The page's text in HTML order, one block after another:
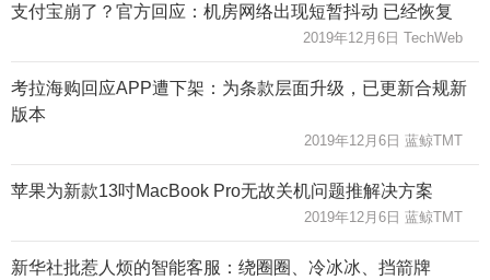
支付宝崩了？官方回应：机房网络出现短暂抖动 已经恢复
2019年12月6日 TechWeb
考拉海购回应APP遭下架：为条款层面升级，已更新合规新
版本
2019年12月6日 蓝鲸TMT
苹果为新款13吋MacBook Pro无故关机问题推解决方案
2019年12月6日 蓝鲸TMT
新华社批惹人烦的智能客服：绕圈圈、冷冰冰、挡箭牌